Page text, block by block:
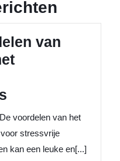
van
voordelen van het
stressvrije
kan een leuke en[...]